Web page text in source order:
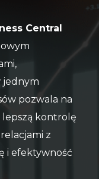
Central
jednym
pozwala na
lepszą kontrolę
z
i efektywność